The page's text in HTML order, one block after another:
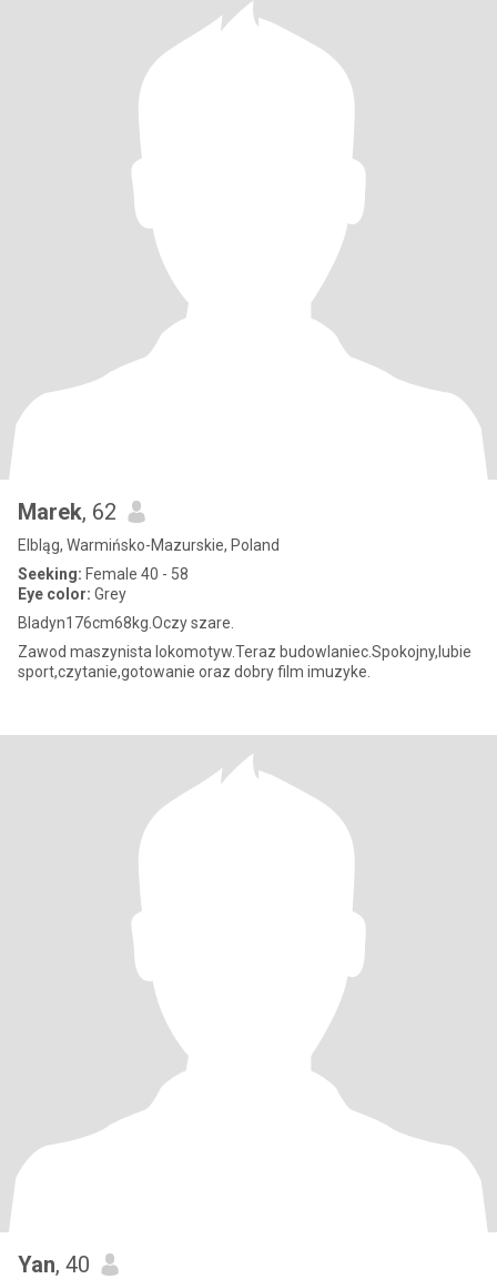
Marek, 62
Elbląg, Warmińsko-Mazurskie, Poland
Seeking: Female 40 - 58
Eye color: Grey
Bladyn176cm68kg.Oczy szare.
Zawod maszynista lokomotyw.Teraz budowlaniec.Spokojny,lubie
sport,czytanie,gotowanie oraz dobry film imuzyke.
Yan, 40